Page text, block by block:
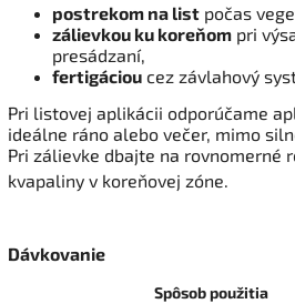
postrekom na list počas
zálievkou ku koreňom pri
presádzaní,
fertigáciou cez závlahový
Pri listovej aplikácii odporúčame
ideálne ráno alebo večer, mimo
Pri zálievke dbajte na rovnomerné
kvapaliny v koreňovej zóne.
Dávkovanie
Spôsob použitia